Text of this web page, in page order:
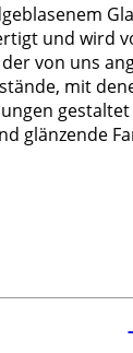
und wird
von uns
mit
glänzende